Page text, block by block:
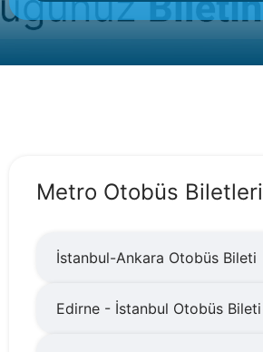
Metro Otobüs Biletleri
İstanbul-Ankara Otobüs Bileti
Edirne - İstanbul Otobüs Bileti